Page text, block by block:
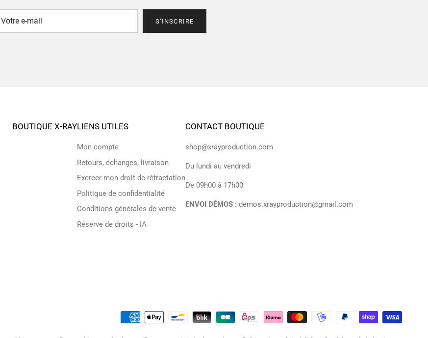
S’INSCRIRE
BOUTIQUE X-RAYLIENS UTILES
Mon compte
Retours, échanges, livraison
Exercer mon droit de rétractation
Politique de confidentialité
Conditions générales de vente
Réserve de droits - IA
CONTACT BOUTIQUE
shop@xrayproduction.com
Du lundi au vendredi
De 09h00 à 17h00
ENVOI DÉMOS : demos.xrayproduction@gmail.com